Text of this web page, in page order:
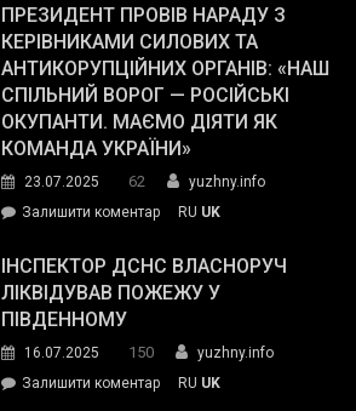
Street
Journal.
Південному
працівникам
ОПЗ
з
матеріального
резерву
гуманітарну
допомогу
ПРЕЗИДЕНТ ПРОВІВ НАРАДУ З
КЕРІВНИКАМИ СИЛОВИХ ТА
АНТИКОРУПЦІЙНИХ ОРГАНІВ: «НАШ
СПІЛЬНИЙ ВОРОГ — РОСІЙСЬКІ
ОКУПАНТИ. МАЄМО ДІЯТИ ЯК
КОМАНДА УКРАЇНИ»
23.07.2025 62
yuzhny.info
Залишити коментарon
провів
нараду
силових
та
RU UK
ІНСПЕКТОР ДСНС ВЛАСНОРУЧ
ЛІКВІДУВАВ ПОЖЕЖУ У
ПІВДЕННОМУ
16.07.2025 150
yuzhny.info
Залишити коментарon
RU UK